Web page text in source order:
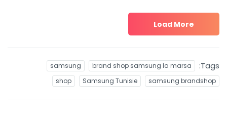
Load More
Tags:
brand shop samsung la marsa
samsung
samsung brandshop
Samsung Tunisie
shop